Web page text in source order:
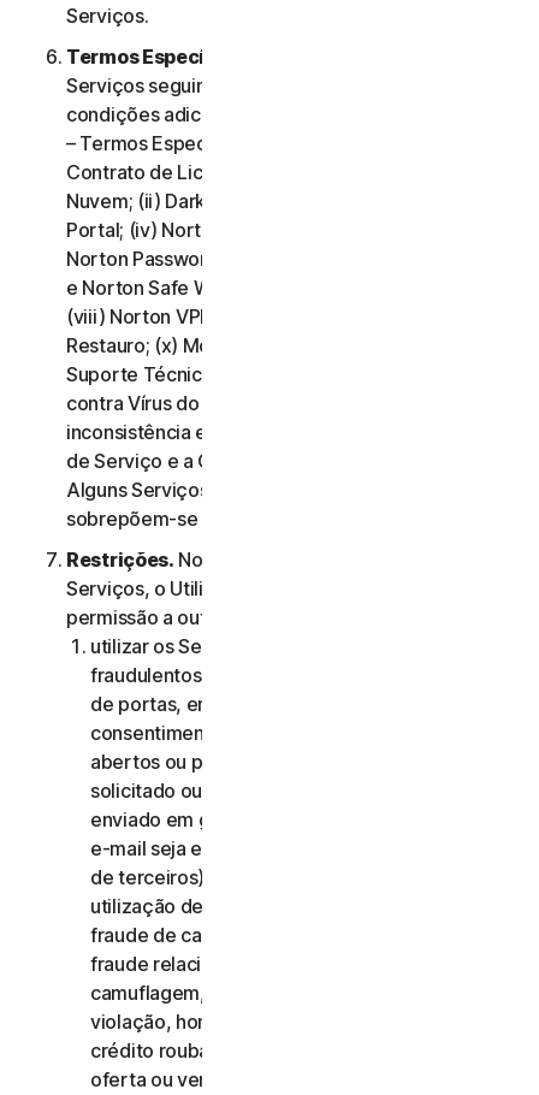
Serviços.
Termos Específicos de Alguns Serviços.
Serviços seguintes estão sujeitos a termos e
condições adicionais, estabelecidos na Cláusula 4.ª
– Termos Específicos de Alguns Serviços do
Contrato de Licença e Serviços: (i) Backup na
Nuvem; (ii) Dark Web Monitoring; (iii) Norton Credit
Portal; (iv) Norton Family e Controlo Parental; (v)
Norton Password Manager; (vi) Norton Safe Search
e Norton Safe Web; (vii) Norton Small Business;
(viii) Norton VPN (ix) Serviços de Suporte de
Restauro; (x) Monitorização de Redes Sociais e (xi)
Suporte Técnico (incluindo Promessa de Proteção
contra Vírus do Norton). Em caso de conflito ou
inconsistência entre a Cláusula 2.ª – Termos Gerais
de Serviço e a Cláusula 4.ª – Termos Específicos de
Alguns Serviços, os termos da Cláusula 4.ª
sobrepõem-se aos da Cláusula 2.ª.
Restrições. No que diz respeito à utilização dos
Serviços, o Utilizador não pode, nem pode dar
permissão a outra pessoa para:
utilizar os Serviços para quaisquer fins
fraudulentos, incluindo, sem limitação, análise
de portas, envio de spam, envio de e-mails de
consentimento, análise de reencaminhamentos
abertos ou proxies abertos, envio de e-mail não
solicitado ou qualquer versão ou tipo de e-mail
enviado em grandes quantidades (mesmo que o
e-mail seja encaminhado através de servidores
de terceiros), qualquer imposição de pop-ups,
utilização de cartões de crédito roubados,
fraude de cartões de crédito, fraude financeira,
fraude relacionada com criptomoedas,
camuflagem, extorsão, chantagem, rapto,
violação, homicídio, venda de cartões de
crédito roubados, venda de bens roubados,
oferta ou venda de materiais militares e de